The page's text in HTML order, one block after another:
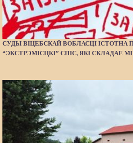
СУДЫ ВІЦЕБСКАЙ ВОБЛАСЦІ ІСТОТНА
“ЭКСТРЭМІСЦКІ” СПІС, ЯКІ СКЛАДАЕ